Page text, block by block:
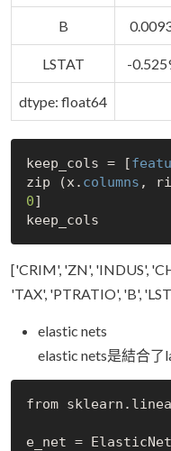
B
LSTAT -
dtype: float64
keep_cols = [
zip (x. columns ,
0]
['CRIM', 'ZN', 'INDUS',
'TAX', 'PTRATIO', 'B',
elastic nets
elastic nets是結合了
from
e_net =